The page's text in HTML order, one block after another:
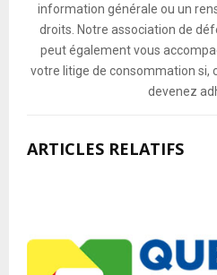
information générale ou un
droits. Notre association de
peut également vous
votre litige de consommation si,
devenez
ARTICLES RELATIFS